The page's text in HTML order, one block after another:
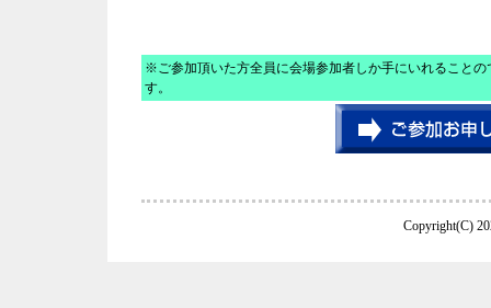
※ご参加頂いた方全員に会場参加者しか手にいれること
す。
Copyright(C)